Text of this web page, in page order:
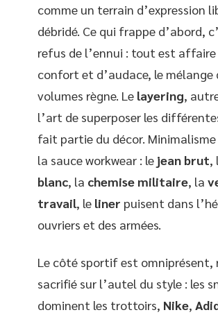
comme un terrain d’expression
débridé. Ce qui frappe d’abord,
refus de l’ennui : tout est affaire
confort et d’audace, le mélange
volumes règne. Le layering,
l’art de superposer les
fait partie du décor.
la sauce workwear : le jean brut,
blanc, la chemise militaire, la
travail, le liner puisent dans
ouvriers et des armées.
Le côté sportif est omniprésent,
sacrifié sur l’autel du style : les
dominent les trottoirs, Nike,